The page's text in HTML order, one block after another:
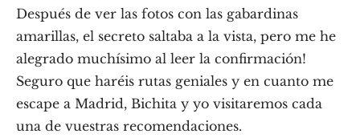
Después de ver las fotos con las gabardinas
amarillas, el secreto saltaba a la vista, pero me he
alegrado muchísimo al leer la confirmación!
Seguro que haréis rutas geniales y en cuanto me
escape a Madrid, Bichita y yo visitaremos cada
una de vuestras recomendaciones.